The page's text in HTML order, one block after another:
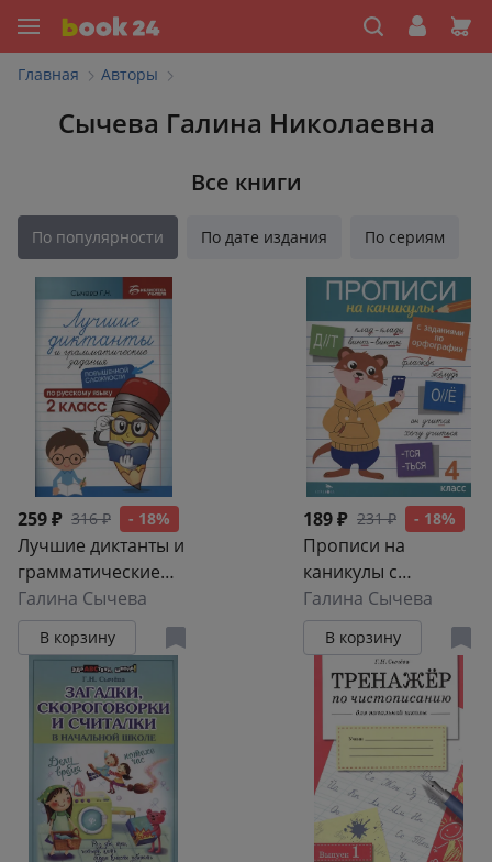
Главная Авторы
Сычева Галина Николаевна
Все книги
По популярности По дате издания По сериям
259 ₽ 316 ₽ - 18%
Лучшие диктанты и
грамматические
задания по
русскому языку
повышенной
сложности: 2 класс
Галина Сычева
В корзину
189 ₽ 231 ₽ - 18%
Прописи на
каникулы с
заданиями по
орфографии. 4
класс
Галина Сычева
В корзину